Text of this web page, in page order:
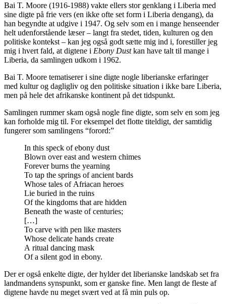
Bai T. Moore (1916-1988) vakte ellers stor genklang i Liberia med
sine digte på frie vers (en ikke ofte set form i Liberia dengang), da
han begyndte at udgive i 1947. Og selv som en i mange henseender
helt udenforstående læser – langt fra stedet, tiden, kulturen og den
politiske kontekst – kan jeg også godt sætte mig ind i, forestiller jeg
mig i hvert fald, at digtene i Ebony Dustkan have talt til mange i
Liberia, da samlingen udkom i 1962.
Bai T. Moore tematiserer i sine digte nogle liberianske erfaringer
med kultur og dagligliv og den politiske situation i ikke bare Liberia,
men på hele det afrikanske kontinent på det tidspunkt.
Samlingen rummer skam også nogle fine digte, som selv en som jeg
kan forholde mig til. For eksempel det flotte titeldigt, der samtidig
fungerer som samlingens “forord:”
In this speck of ebony dust
Blown over east and western chimes
Forever burns the yearning
To tap the springs of ancient bards
Whose tales of Afriacan heroes
Lie buried in the ruins
Of the kingdoms that are hidden
Beneath the waste of centuries;
[…]
To carve with pen like masters
Whose delicate hands create
A ritual dancing mask
Of a silent god in ebony.
Der er også enkelte digte, der hylder det liberianske landskab set fra
landmandens synspunkt, som er ganske fine. Men langt de fleste af
digtene havde nu meget svært ved at få min puls op.